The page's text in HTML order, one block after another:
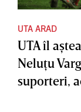
UTA ARAD
UTA îl
Neluţu
suporteri,